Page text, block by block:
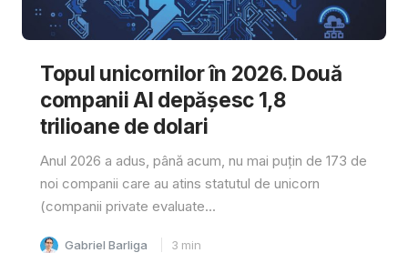
Topul unicornilor în 2026. Două
companii AI depășesc 1,8
trilioane de dolari
Anul 2026 a adus, până acum, nu mai puțin de 173 de
noi companii care au atins statutul de unicorn
(companii private evaluate...
Gabriel Barliga 3 min